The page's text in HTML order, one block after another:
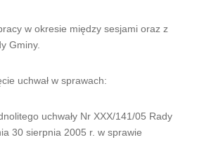
w okresie między sesjami oraz z
Gminy.
uchwał w sprawach:
uchwały Nr XXX/141/05 Rady
30 sierpnia 2005 r. w sprawie